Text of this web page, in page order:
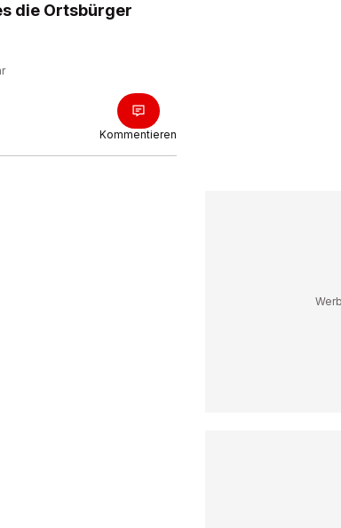
die Ortsbürger
Kommentieren